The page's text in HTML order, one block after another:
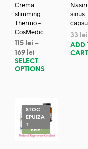
Crema
slimming
Thermo –
CosMedic
115 lei –
169 lei
SELECT
OPTIONS
sinus
33lei
ADD
CART
STOC
EPUIZA
TREDUC
ERE!